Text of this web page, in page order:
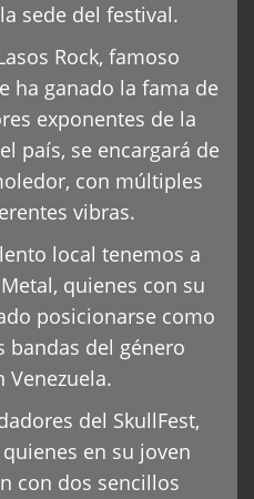
sede del festival.
Rock, famoso
ha ganado la fama de
exponentes de la
país, se encargará de
con múltiples
vibras.
local tenemos a
quienes con su
posicionarse como
bandas del género
Venezuela.
del SkullFest,
en su joven
con dos sencillos